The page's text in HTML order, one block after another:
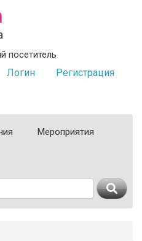
посетитель
Логин Регистрация
Мероприятия